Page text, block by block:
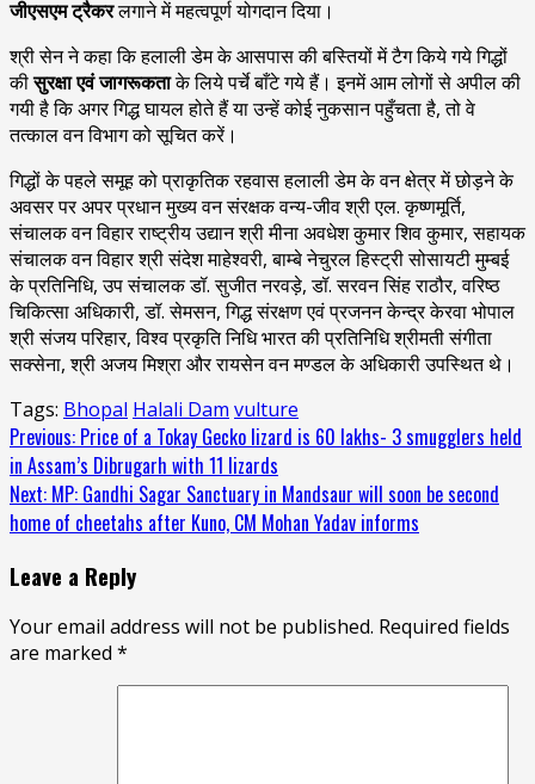
जीएसएम ट्रैकरलगाने में महत्वपूर्ण योगदान दिया।
श्री सेन ने कहा कि हलाली डेम के आसपास की बस्तियों में टैग किये गये गिद्धों
कीसुरक्षा एवं जागरूकताके लिये पर्चे बाँटे गये हैं। इनमें आम लोगों से अपील की
गयी है कि अगर गिद्ध घायल होते हैं या उन्हें कोई नुकसान पहुँचता है, तो वे
तत्काल वन विभाग को सूचित करें।
गिद्धों के पहले समूह को प्राकृतिक रहवास हलाली डेम के वन क्षेत्र में छोड़ने के
अवसर पर अपर प्रधान मुख्य वन संरक्षक वन्य-जीव श्री एल. कृष्णमूर्ति,
संचालक वन विहार राष्ट्रीय उद्यान श्री मीना अवधेश कुमार शिव कुमार, सहायक
संचालक वन विहार श्री संदेश माहेश्वरी, बाम्बे नेचुरल हिस्ट्री सोसायटी मुम्बई
के प्रतिनिधि, उप संचालक डॉ. सुजीत नरवड़े, डॉ. सरवन सिंह राठौर, वरिष्ठ
चिकित्सा अधिकारी, डॉ. सेमसन, गिद्ध संरक्षण एवं प्रजनन केन्द्र केरवा भोपाल
श्री संजय परिहार, विश्व प्रकृति निधि भारत की प्रतिनिधि श्रीमती संगीता
सक्सेना, श्री अजय मिश्रा और रायसेन वन मण्डल के अधिकारी उपस्थित थे।
Tags: Bhopal Halali Dam vulture
Continue
Reading
Previous: Price of a Tokay Gecko lizard is 60 lakhs- 3 smugglers held
in Assam’s Dibrugarh with 11 lizards
Next: MP: Gandhi Sagar Sanctuary in Mandsaur will soon be second
home of cheetahs after Kuno, CM Mohan Yadav informs
Leave a Reply
Your email address will not be published. Required fields
are marked *